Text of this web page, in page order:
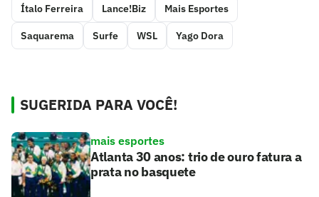
Ítalo Ferreira Lance!Biz Mais Esportes
Saquarema Surfe WSL Yago Dora
SUGERIDA PARA VOCÊ!
mais esportes
Atlanta 30 anos: trio de ouro fatura a
prata no basquete